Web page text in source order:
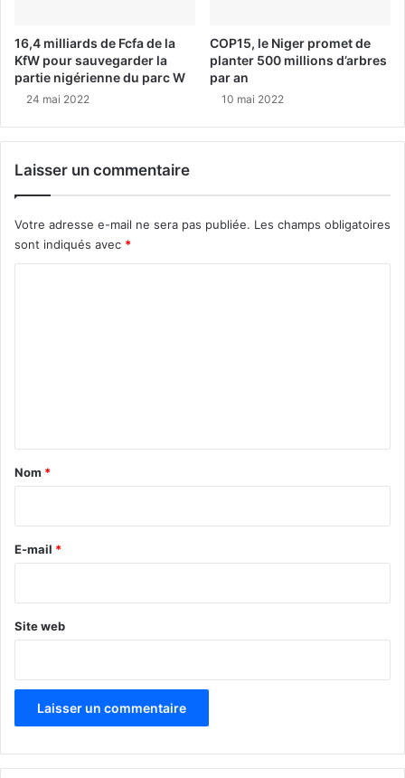
16,4 milliards de Fcfa de la
KfW pour sauvegarder la
partie nigérienne du parc W
24 mai 2022
COP15, le Niger promet de
planter 500 millions d’arbres
par an
10 mai 2022
Laisser un commentaire
Votre adresse e-mail ne sera pas publiée. Les champs obligatoires
sont indiqués avec *
a
e
Nom *
E-mail *
Site web